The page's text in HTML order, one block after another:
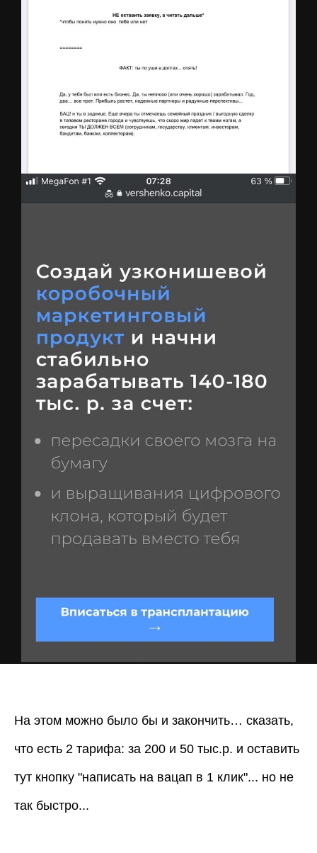
1. Продающий текст услуги специалиста по работе с
Читать текст
2. Продающий текст инфопродукта моего (для
Читать текст
На этом можно было бы и закончить… сказать,
что есть 2 тарифа: за 200 и 50 тыс.р. и оставить
тут кнопку "написать на вацап в 1 клик"... но не
так быстро...